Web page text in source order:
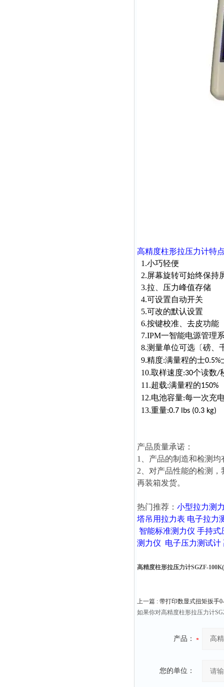
高精度柱形拉压力计特
1.小巧轻便
2.屏幕旋转可始终保持
3.拉、压力峰值存储
4.可设置自动开关
5.可改的默认设置
6.按键校准、去皮功能
7.IPM一智能电源管理
8.测量单位可选〔磅、
9.精度:满量程的士0.5%
10.取样速度:30个读数/
11.超载:满量程的150%
12.电池容量:每一次充
13.重量:0.7 lbs (0.3 kg)
产品质量承诺：
1、产品的制造和检测
2、对产品性能的检测
再装箱发货。
热门推荐： 小型拉力测
塔吊用拉力表 电子拉力
智能标准测力仪 手持式
测力仪 电子压力测试计
高精度柱形拉压力计SGZF-
上一篇 : 带打印数显式扭矩扳手
如果你对高精度柱形拉压力计
产品：
您的单位：